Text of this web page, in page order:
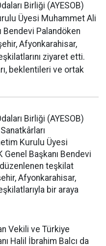
Birliği (AYESOB)
Üyesi Muhammet Ali
Bendevi Palandöken
Afyonkarahisar,
ziyaret etti.
beklentileri ve ortak
Birliği (AYESOB)
Kurulu Üyesi
Genel Başkanı Bendevi
teşkilat
Afyonkarahisar,
bir araya
Vekili ve Türkiye
Halil İbrahim Balcı da